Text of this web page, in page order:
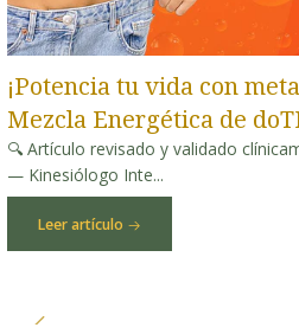
¡Potencia tu vida con
Mezcla Energética de
🔍 Artículo revisado y validado
— Kinesiólogo Inte...
Leer artículo